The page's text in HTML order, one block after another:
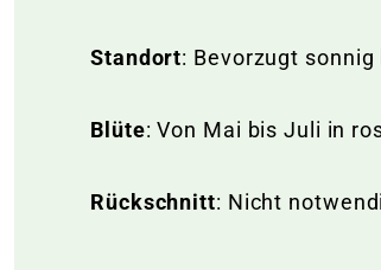
Standort: Bevorzugt
Blüte: Von Mai bis Juli in
Rückschnitt: Nicht